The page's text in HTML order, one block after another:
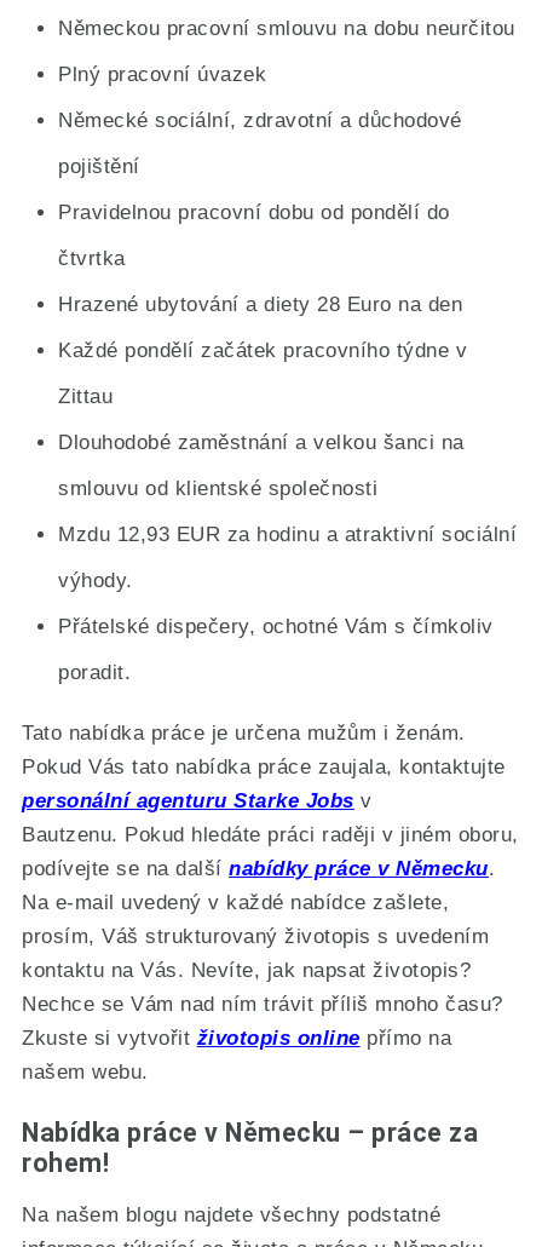
Německou pracovní smlouvu na dobu neurčitou
Plný pracovní úvazek
Německé sociální, zdravotní a důchodové
pojištění
Pravidelnou pracovní dobu od pondělí do
čtvrtka
Hrazené ubytování a diety 28 Euro na den
Každé pondělí začátek pracovního týdne v
Zittau
Dlouhodobé zaměstnání a velkou šanci na
smlouvu od klientské společnosti
Mzdu 12,93 EUR za hodinu a atraktivní sociální
výhody.
Přátelské dispečery, ochotné Vám s čímkoliv
poradit.
Tato nabídka práce je určena mužům i ženám.
Pokud Vás tato nabídka práce zaujala, kontaktujte
personální agenturu Starke Jobs v
Bautzenu. Pokud hledáte práci raději v jiném oboru,
podívejte se na dalšínabídky práce v Německu.
Na e-mail uvedený v každé nabídce zašlete,
prosím, Váš strukturovaný životopis s uvedením
kontaktu na Vás. Nevíte, jak napsat životopis?
Nechce se Vám nad ním trávit příliš mnoho času?
Zkuste si vytvořit životopis online přímo na
našem webu.
Nabídka práce v Německu – práce za
rohem!
Na našem blogu najdete všechny podstatné